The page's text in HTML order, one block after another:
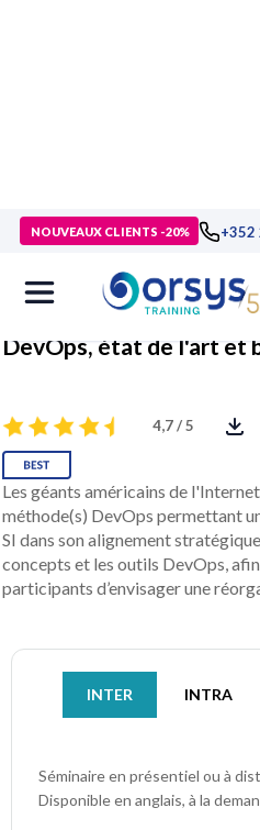
NOUVEAUX CLIENTS -20% +352
> Formations>Technologies
Devops>DevOps>Formation
DevOps, état de l'art et
4,7 / 5
Les géants américains de
méthode(s) DevOps permettant
SI dans son alignement
concepts et les outils DevOps,
participants d’envisager une
INTER INTRA
Séminaire en présentiel ou à
Disponible en anglais, à la